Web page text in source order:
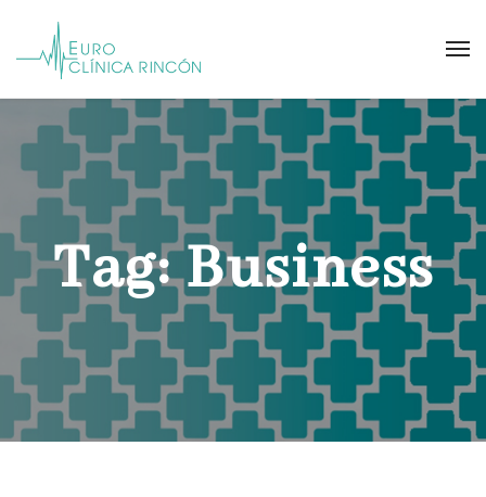
Tag:Business